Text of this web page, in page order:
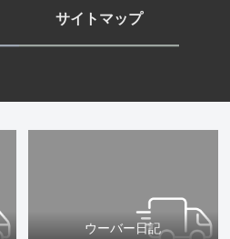
サイトマップ
ウーバー日記